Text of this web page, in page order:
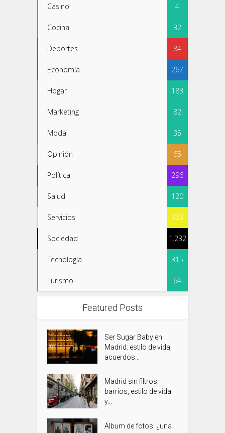
Casino 4
Cocina 32
Deportes 84
Economía 267
Hogar 183
Marketing 82
Moda 35
Opinión 65
Política 296
Salud 120
Servicios 363
Sociedad 1.232
Tecnología 315
Turismo 64
Featured Posts
Ser Sugar Baby en
Madrid: estilo de vida,
acuerdos...
Madrid sin filtros:
barrios, estilo de vida
y...
Álbum de fotos: ¿una